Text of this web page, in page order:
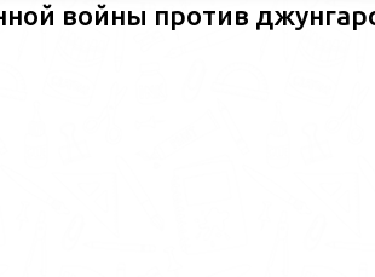
войны против